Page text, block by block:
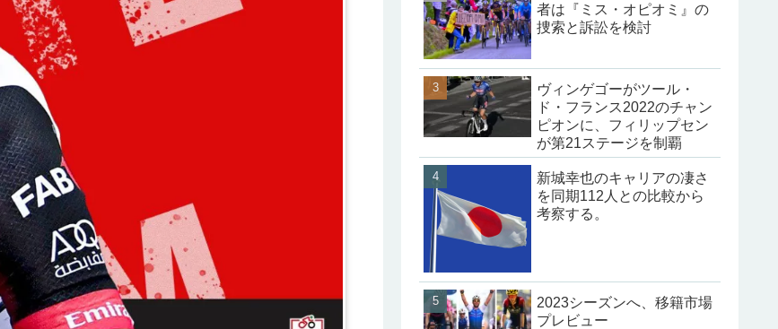
者は『ミス・オピオミ』の
捜索と訴訟を検討
ヴィンゲゴーがツール・
ド・フランス2022のチャン
ピオンに、フィリップセン
が第21ステージを制覇
新城幸也のキャリアの凄さ
を同期112人との比較から
考察する。
2023シーズンへ、移籍市場
プレビュー